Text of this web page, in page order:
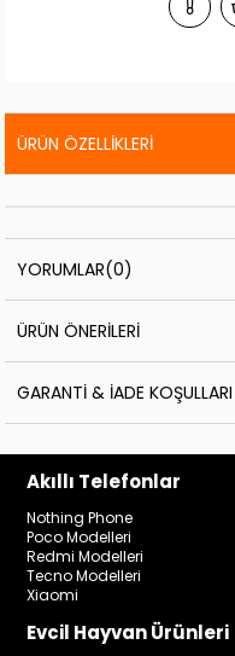
ÜRÜN ÖZELLIKLERI
YORUMLAR(0)
ÜRÜN ÖNERILERI
GARANTI & İADE KOŞULLARI
Akıllı Telefonlar
Nothing Phone
Poco Modelleri
Redmi Modelleri
Tecno Modelleri
Xiaomi
Evcil Hayvan Ürünleri